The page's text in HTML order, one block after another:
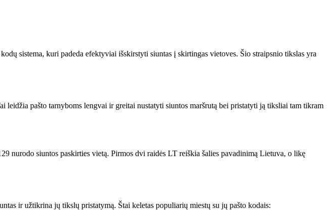
sistema, kuri padeda efektyviai išskirstyti siuntas į skirtingas vietoves. Šio straipsnio tikslas yra
pašto tarnyboms lengvai ir greitai nustatyti siuntos maršrutą bei pristatyti ją tiksliai tam tikram
nurodo siuntos paskirties vietą. Pirmos dvi raidės LT reiškia šalies pavadinimą Lietuva, o likę
ir užtikrina jų tikslų pristatymą. Štai keletas populiarių miestų su jų pašto kodais: